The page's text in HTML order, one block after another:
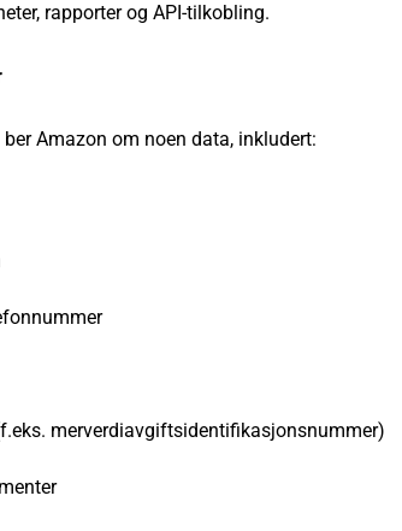
rapporter og API-tilkobling.
ber Amazon om noen data, inkludert:
merverdiavgiftsidentifikasjonsnummer)